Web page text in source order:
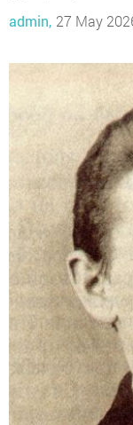
admin, 27 May